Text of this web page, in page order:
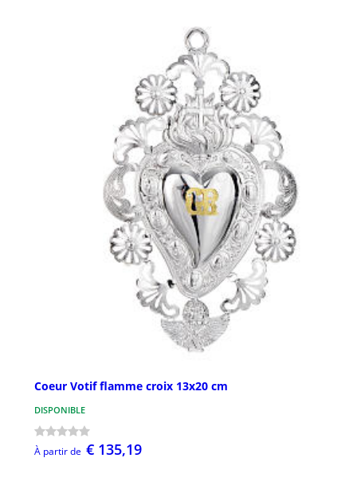
Coeur Votif flamme croix 13x20 cm
DISPONIBLE
À partir de € 135,19